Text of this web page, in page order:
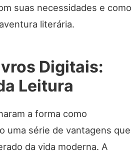
suas necessidades e como
literária.
Digitais:
Leitura
a forma como
uma série de vantagens que
da vida moderna. A